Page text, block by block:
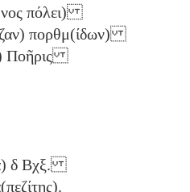
πόλει)
πορθμ(ίδων)
Ποῆρις
δ Βχξ.